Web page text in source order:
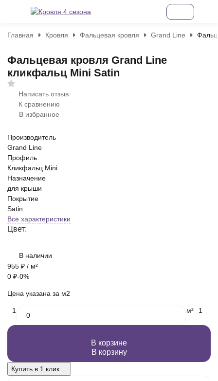
Главная Кровля Фальцевая кровля Grand Line
Фальцевая кровля Grand Line
кликфальц Mini Satin
Написать отзыв
К сравнению
В избранное
Производитель
Grand Line
Профиль
Кликфальц Mini
Назначение
для крыши
Покрытие
Satin
Все характеристики
Цвет:
В наличии
955 ₽ / м²
0 ₽-0%
Цена указана за м2
1 м² 1
В корзине
В корзину
Купить в 1 клик